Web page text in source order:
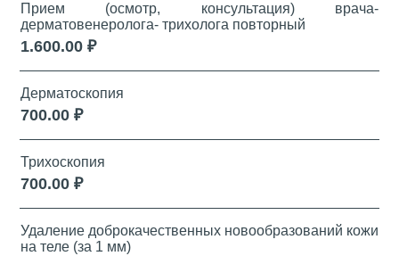
Прием (осмотр, консультация) врача-
дерматовенеролога- трихолога повторный
1.600.00 ₽
Дерматоскопия
700.00 ₽
Трихоскопия
700.00 ₽
Удаление доброкачественных новообразований кожи
на теле (за 1 мм)